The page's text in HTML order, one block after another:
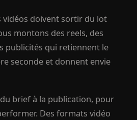
vidéos doivent sortir du lot
montons des reels, des
publicités qui retiennent le
seconde et donnent envie
brief à la publication, pour
Des formats vidéo